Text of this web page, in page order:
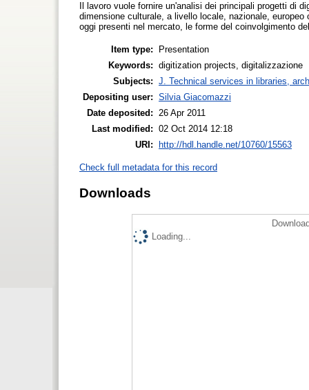
Il lavoro vuole fornire un'analisi dei principali progetti di
dimensione culturale, a livello locale, nazionale,
oggi presenti nel mercato, le forme del coinvolgimento
Item type:
Presentation
Keywords: digitization projects, digitalizzazione
Subjects: J. Technical services in libraries,
Depositing user: Silvia Giacomazzi
Date deposited:
26 Apr 2011
Last modified: 02 Oct 2014 12:18
URI:
http://hdl.handle.net/10760/15563
Check full metadata for this record
Downloads
Loading...